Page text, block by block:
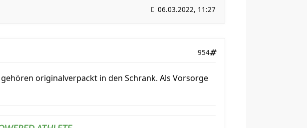
06.03.2022, 11:27
954
originalverpackt in den Schrank. Als Vorsorge